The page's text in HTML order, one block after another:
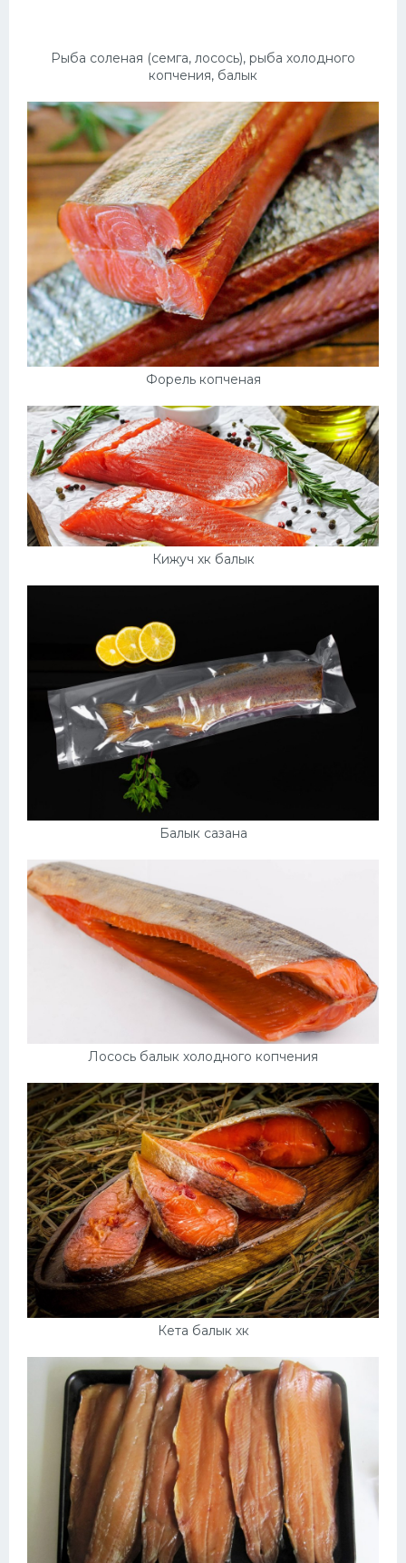
Рыба соленая (семга, лосось), рыба холодного
копчения, балык
Форель копченая
Кижуч хк балык
Балык сазана
Лосось балык холодного копчения
Кета балык хк